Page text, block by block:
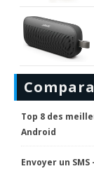
Top 8 des
Android
Envoyer un